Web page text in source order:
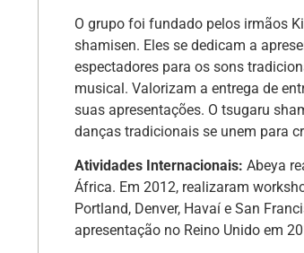
O grupo foi fundado pelos irmãos
shamisen. Eles se dedicam a
espectadores para os sons
musical. Valorizam a entrega de
suas apresentações. O tsugaru
danças tradicionais se unem para
Atividades Internacionais: Abeya
África. Em 2012, realizaram
Portland, Denver, Havaí e San
apresentação no Reino Unido em